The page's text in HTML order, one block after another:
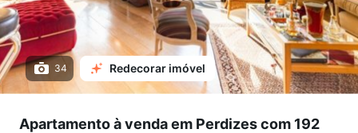
34 Redecorar imóvel
Apartamento à venda em Perdizes com 192